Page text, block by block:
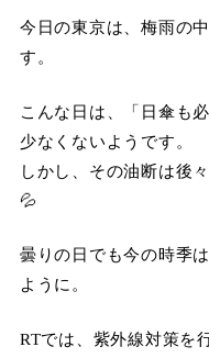
今日の東京は、梅雨の
す。
こんな日は、「日傘も
少なくないようです。
しかし、その油断は後
💦
曇りの日でも今の時季
ように。
RTでは、紫外線対策を